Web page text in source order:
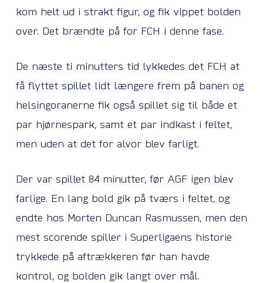
kom helt ud i strakt figur, og fik vippet bolden
over. Det brændte på for FCH i denne fase.
De næste ti minutters tid lykkedes det FCH at
få flyttet spillet lidt længere frem på banen og
helsingoranerne fik også spillet sig til både et
par hjørnespark, samt et par indkast i feltet,
men uden at det for alvor blev farligt.
Der var spillet 84 minutter, før AGF igen blev
farlige. En lang bold gik på tværs i feltet, og
endte hos Morten Duncan Rasmussen, men den
mest scorende spiller i Superligaens historie
trykkede på aftrækkeren før han havde
kontrol, og bolden gik langt over mål.